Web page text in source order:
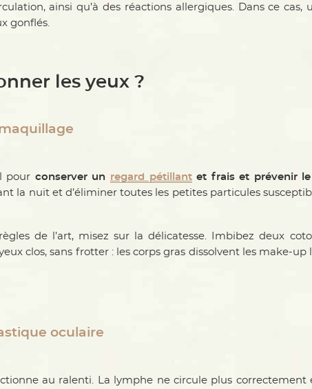
ainsi qu’à des réactions allergiques. Dans ce cas,
gonflés.
les yeux ?
pour conserver un regard pétillantet frais et prévenir le
la nuit et d’éliminer toutes les petites particules
de l’art, misez sur la délicatesse. Imbibez deux
clos, sans frotter : les corps gras dissolvent les make-
oculaire
au ralenti. La lymphe ne circule plus correctement